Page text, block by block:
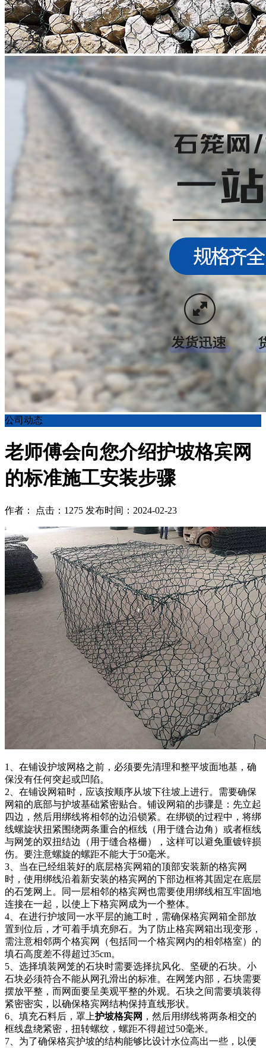
公司动态
老师傅会向您介绍护坡格宾网
的标准施工安装步骤
作者： 点击：1275 发布时间：2024-02-23
1、在铺设护坡网格之前，必须要先清理和整平坡面地基，确
保没有任何突起或凹陷。
2、在铺设网箱时，应该按顺序从坡下往坡上进行。需要确保
网箱的底部与护坡基础紧密贴合。铺设网箱的步骤是：先立起
四边，然后用绑线将相邻的边沿锁紧。在绑锁的过程中，将绑
线螺旋状扭紧围绕两条重合的框线（用于缝合边角）或者框线
与网笼的双扭结边（用于缝合格栅），这样可以避免重镀锌损
伤。要注意螺旋的螺距不能大于50毫米。
3、当在已经组装好的底层格宾网箱的顶部安装新的格宾网
时，使用绑线沿着新安装的格宾网的下部边框将其固定在底层
的石笼网上。同一层相邻的格宾网也需要使用绑线相互牢固地
连接在一起，以使上下格宾网成为一个整体。
4、在进行护坡同一水平层的施工时，需确保格宾网箱全部放
置到位后，才可着手填充卵石。为了防止格宾网箱出现变形，
需注意相邻两个格宾网（包括同一个格宾网内的相邻格室）的
填石高度差不得超过35cm。
5、选择填装网笼的石块时需要选择抗风化、坚硬的石块。小
石块必须符合不能从网孔滑出的标准。在网笼内部，石块需要
摆放平整，而网面要呈美观平整的外观。石块之间需要填装得
紧密密实，以确保格宾网结构保持直线形状。
6、填充石料后，罩上护坡格宾网 ，然后用绑线将两条相交的
框线盘绕紧密，扭转螺纹，螺距不得超过50毫米。
7、为了确保格宾护坡的结构能够比设计水位高出一些，以便